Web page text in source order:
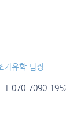
기유학 팀장
T.070-7090-